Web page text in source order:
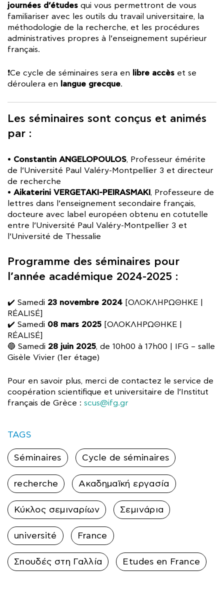
journées d’études qui vous permettront de vous
familiariser avec les outils du travail universitaire, la
méthodologie de la recherche, et les procédures
administratives propres à l’enseignement supérieur
français.
❗Ce cycle de séminaires sera en libre accès et se
déroulera en langue grecque.
Les séminaires sont conçus et animés
par :
• Constantin ANGELOPOULOS, Professeur émérite
de l’Université Paul Valéry-Montpellier 3 et directeur
de recherche
• Aikaterini VERGETAKI-PEIRASMAKI, Professeure de
lettres dans l’enseignement secondaire français,
docteure avec label européen obtenu en cotutelle
entre l’Université Paul Valéry-Montpellier 3 et
l’Université de Thessalie
Programme des séminaires pour
l’année académique 2024-2025 :
✔️ Samedi 23 novembre 2024 [ΟΛΟΚΛΗΡΩΘΗΚΕ |
RÉALISÉ]
✔️ Samedi 08 mars 2025 [ΟΛΟΚΛΗΡΩΘΗΚΕ |
RÉALISÉ]
🔵 Samedi 28 juin 2025, de 10h00 à 17h00 | IFG – salle
Gisèle Vivier (1er étage)
Pour en savoir plus, merci de contactez le service de
coopération scientifique et universitaire de l’Institut
français de Grèce : scus@ifg.gr
TAGS
Séminaires Cycle de séminaires
recherche Ακαδημαϊκή εργασία
Κύκλος σεμιναρίων Σεμινάρια
université France
Σπουδές στη Γαλλία Etudes en France